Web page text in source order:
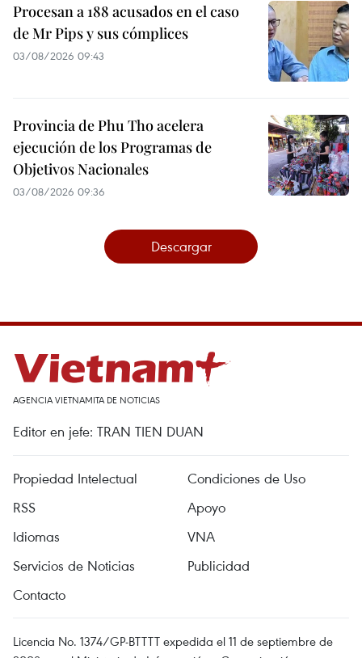
Procesan a 188 acusados en el caso
de Mr Pips y sus cómplices
03/08/2026 09:43
Provincia de Phu Tho acelera
ejecución de los Programas de
Objetivos Nacionales
03/08/2026 09:36
Descargar
AGENCIA VIETNAMITA DE NOTICIAS
Editor en jefe: TRAN TIEN DUAN
Propiedad Intelectual
Condiciones de Uso
RSS
Apoyo
Idiomas
VNA
Servicios de Noticias
Publicidad
Contacto
Licencia No. 1374/GP-BTTTT expedida el 11 de septiembre de